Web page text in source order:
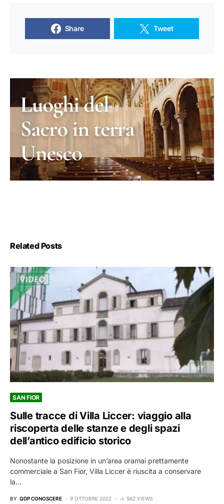
Share Tweet
Related Posts
SAN FIOR
Sulle tracce di Villa Liccer: viaggio alla
riscoperta delle stanze e degli spazi
dell’antico edificio storico
Nonostante la posizione in un’area oramai prettamente
commerciale a San Fior, Villa Liccer è riuscita a conservare
la…
BY QDP CONOSCERE 9 OTTOBRE 2022 562 VIEWS